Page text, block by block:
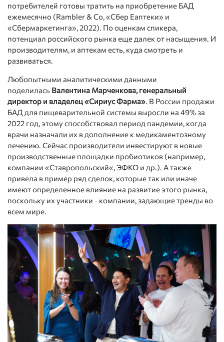
потребителей готовы тратить на приобретение БАД
ежемесячно (Rambler & Co, «Сбер Еаптеки» и
«Cбермаркетинга», 2022). По оценкам спикера,
потенциал российского рынка еще далек от насыщения. И
производителям, и аптекам есть, куда смотреть и
развиваться.
Любопытными аналитическими данными
поделилась Валентина Марченкова, генеральный
директор и владелец «Сириус Фарма». В России продажи
БАД для пищеварительной системы выросли на 49% за
2022 год, этому способствовал период пандемии, когда
врачи назначали их в дополнение к медикаментозному
лечению. Сейчас производители инвестируют в новые
производственные площадки пробиотиков (например,
компании «Ставропольский«, ЭФКО и др.). А также
привела в пример ряд сделок, которые так или иначе
имеют определенное влияние на развитие этого рынка,
поскольку их участники - компании, задающие тренды во
всем мире.